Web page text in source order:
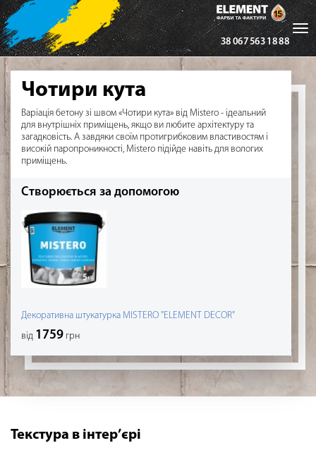
38 067 563 18 88
Чотири кута
Варіація бетону зі швом «Чотири кута» від Mistero - ідеальний
для внутрішніх приміщень, якщо ви любите архітектуру та
загадковість. А завдяки своїм протигрибковим властивостям і
високій паропроникності, Mistero підійде навіть для вологих
приміщень.
Створюється за допомогою
Декоративна штукатурка MISTERO "ELEMENT DECOR"
від 1759 грн
Текстура в інтер’єрі